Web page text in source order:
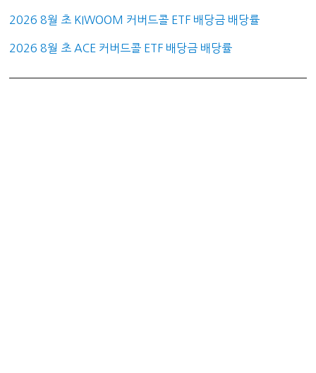
2026 8월 초 KIWOOM 커버드콜 ETF 배당금 배당률
2026 8월 초 ACE 커버드콜 ETF 배당금 배당률